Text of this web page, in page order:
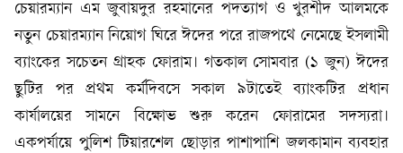
চেয়ারম্যান এম জুবায়দুর রহমানের পদত্যাগ ও খুরশীদ আলমকে
নতুন চেয়ারম্যান নিয়োগ ঘিরে ঈদের পরে রাজপথে নেমেছে ইসলামী
ব্যাংকের সচেতন গ্রাহক ফোরাম। গতকাল সোমবার (১ জুন) ঈদের
ছুটির পর প্রথম কর্মদিবসে সকাল ৯টাতেই ব্যাংকটির প্রধান
কার্যালয়ের সামনে বিক্ষোভ শুরু করেন ফোরামের সদস্যরা।
একপর্যায়ে পুলিশ টিয়ারশেল ছোড়ার পাশাপাশি জলকামান ব্যবহার